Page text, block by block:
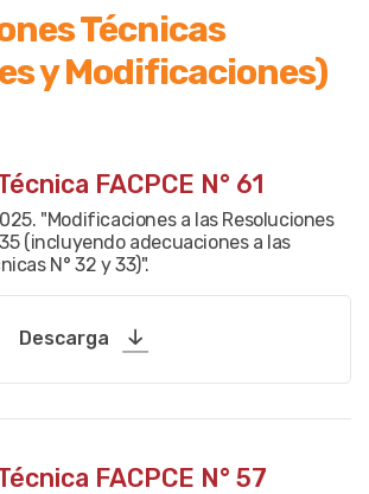
Técnicas
y Modificaciones)
FACPCE N° 61
"Modificaciones a las Resoluciones
(incluyendo adecuaciones a las
N° 32 y 33)".
Descarga
FACPCE N° 57